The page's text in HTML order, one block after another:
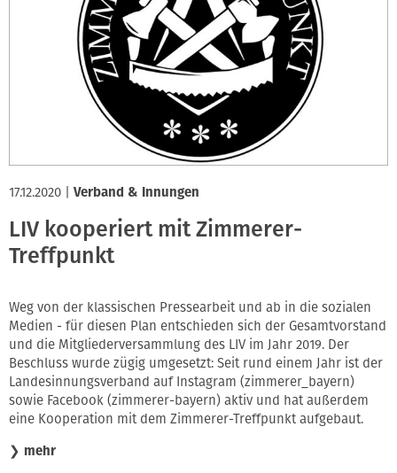
Verband & Innungen
Interviews
Innung
17.12.2020 Verband & Innungen
LIV kooperiert mit Zimmerer-
Treffpunkt
Weg von der klassischen Pressearbeit und ab in die sozialen
Medien - für diesen Plan entschieden sich der Gesamtvorstand
und die Mitgliederversammlung des LIV im Jahr 2019. Der
Beschluss wurde zügig umgesetzt: Seit rund einem Jahr ist der
Landesinnungsverband auf Instagram (zimmerer_bayern)
sowie Facebook (zimmerer-bayern) aktiv und hat außerdem
eine Kooperation mit dem Zimmerer-Treffpunkt aufgebaut.
❯ mehr